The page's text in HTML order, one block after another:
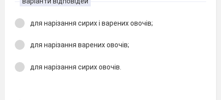
для нарізання сирих і варених овочів;
для нарізання варених овочів;
для нарізання сирих овочів.